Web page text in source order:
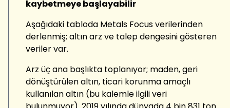
kaybetmeye başlayabilir
Aşağıdaki tabloda Metals Focus verilerinden
derlenmiş; altın arz ve talep dengesini gösteren
veriler var.
Arz üç ana başlıkta toplanıyor; maden, geri
dönüştürülen altın, ticari korunma amaçlı
kullanılan altın (bu kalemle ilgili veri